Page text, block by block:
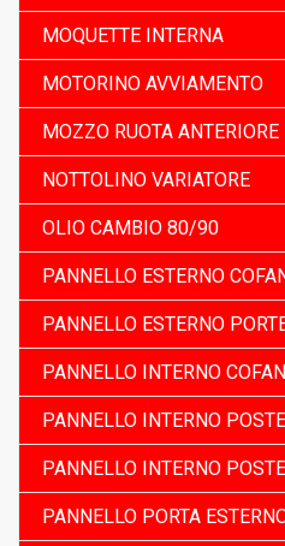
MOQUETTE INTERNA
MOTORINO AVVIAMENTO
MOZZO RUOTA ANTERIORE
NOTTOLINO VARIATORE
OLIO CAMBIO 80/90
PANNELLO ESTERNO
PANNELLO ESTERNO
PANNELLO INTERNO
PANNELLO INTERNO
PANNELLO INTERNO
PANNELLO PORTA